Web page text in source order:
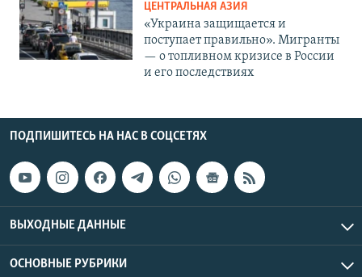
ЦЕНТРАЛЬНАЯ АЗИЯ
«Украина защищается и
поступает правильно». Мигранты
— о топливном кризисе в России
и его последствиях
ПОДПИШИТЕСЬ НА НАС В СОЦСЕТЯХ
ВЫХОДНЫЕ ДАННЫЕ
ОСНОВНЫЕ РУБРИКИ